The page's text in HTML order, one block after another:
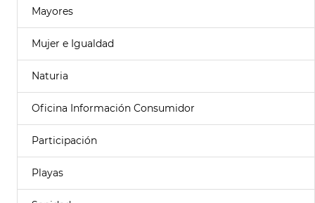
Mayores
Mujer e Igualdad
Naturia
Oficina Información Consumidor
Participación
Playas